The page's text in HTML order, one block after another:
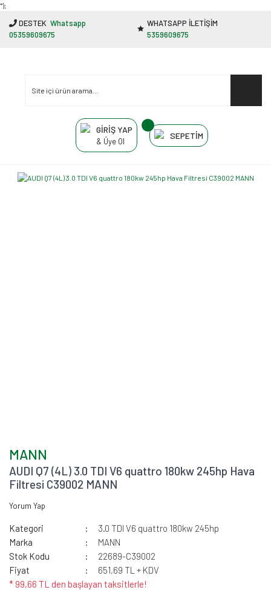
"');
DESTEK Whatsapp
05359609675
WHATSAPP İLETİŞİM
5359609675
GİRİŞ YAP
& Üye Ol
SEPETİM
MANN
AUDI Q7 (4L) 3.0 TDI V6 quattro 180kw 245hp Hava
Filtresi C39002 MANN
Yorum Yap
Kategori
3.0 TDI V6 quattro 180kw 245hp
Marka
MANN
Stok Kodu
22689-C39002
Fiyat
651,69 TL + KDV
* 99,66 TL den başlayan taksitlerle!